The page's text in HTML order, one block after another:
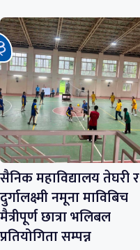
सैनिक महाविद्यालय तेघरी र
दुर्गालक्ष्मी नमूना माविबिच
मैत्रीपूर्ण छात्रा भलिबल
प्रतियोगिता सम्पन्न